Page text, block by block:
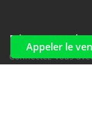
Appeler le
Réseaux
Connectez-vous